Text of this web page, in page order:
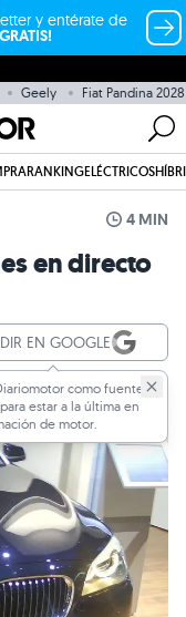
y entérate de
Geely Fiat Pandina 2028
RANKINGELÉCTRICOS
4 MIN
en directo
EN GOOGLE
como fuente
estar a la última en
de motor.